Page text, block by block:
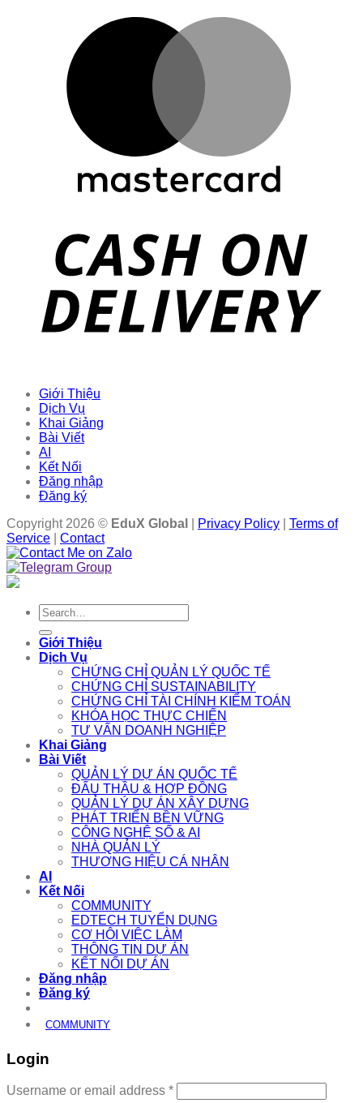
Giới Thiệu
Dịch Vụ
Khai Giảng
Bài Viết
AI
Kết Nối
Đăng nhập
Đăng ký
Copyright 2026 © EduX Global Privacy Policy
Terms of
Service
Contact
Search
for:
Giới Thiệu
Dịch Vụ
CHỨNG CHỈ QUẢN LÝ QUỐC TẾ
CHỨNG CHỈ SUSTAINABILITY
CHỨNG CHỈ TÀI CHÍNH KIỂM TOÁN
KHÓA HỌC THỰC CHIẾN
TƯ VẤN DOANH NGHIỆP
Khai Giảng
Bài Viết
QUẢN LÝ DỰ ÁN QUỐC TẾ
ĐẤU THẦU & HỢP ĐỒNG
QUẢN LÝ DỰ ÁN XÂY DỰNG
PHÁT TRIỂN BỀN VỮNG
CÔNG NGHỆ SỐ & AI
NHÀ QUẢN LÝ
THƯƠNG HIỆU CÁ NHÂN
AI
Kết Nối
COMMUNITY
EDTECH TUYỂN DỤNG
CƠ HỘI VIỆC LÀM
THÔNG TIN DỰ ÁN
KẾT NỐI DỰ ÁN
Đăng nhập
Đăng ký
COMMUNITY
Login
Username or email address *Required